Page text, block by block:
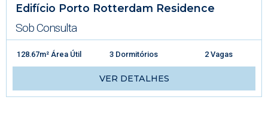
Edifício Porto Rotterdam Residence
Sob Consulta
128.67m² Área Útil 3 Dormitórios 2 Vagas
VER DETALHES